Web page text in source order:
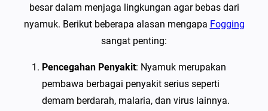
besar dalam menjaga lingkungan agar bebas dari
nyamuk. Berikut beberapa alasan mengapa Fogging
sangat penting:
Pencegahan Penyakit: Nyamuk merupakan
pembawa berbagai penyakit serius seperti
demam berdarah, malaria, dan virus lainnya.